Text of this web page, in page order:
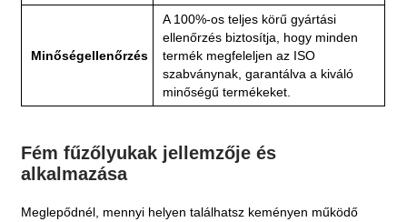
Minőségellenőrzés
A 100%-os teljes körű gyártási
ellenőrzés biztosítja, hogy minden
termék megfeleljen az ISO
szabványnak, garantálva a kiváló
minőségű termékeket.
Fém fűzőlyukak jellemzője és
alkalmazása
Meglepődnél, mennyi helyen találhatsz keményen működő